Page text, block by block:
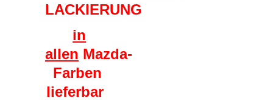
LACKIERUNG
in
allen Mazda-
Farben
lieferbar